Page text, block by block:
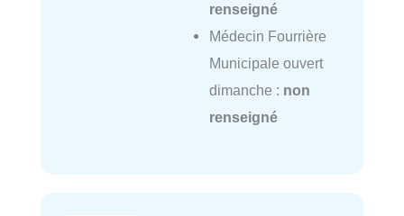
renseigné
Médecin Fourrière
Municipale ouvert
dimanche : non
renseigné